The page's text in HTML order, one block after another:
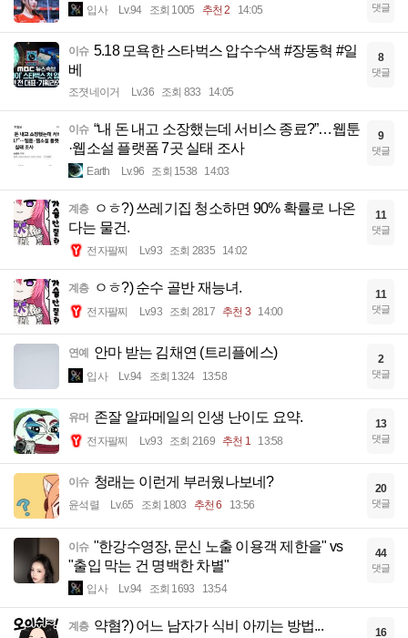
입사 Lv.94 조회 1005 추천 2 14:05 댓글
이슈 5.18 모욕한 스타벅스 압수수색 #장동혁 #일
베
조졋네이거 Lv.36 조회 833 14:05
8
댓글
이슈 “내 돈 내고 소장했는데 서비스 종료?”…웹툰
·웹소설 플랫폼 7곳 실태 조사
Earth Lv.96 조회 1538 14:03
9
댓글
계층
ㅇㅎ?) 쓰레기집 청소하면 90% 확률로 나온
다는 물건.
전자팔찌 Lv.93 조회 2835 14:02
11
댓글
계층 ㅇㅎ?) 순수 골반 재능녀.
전자팔찌 Lv.93 조회 2817 추천 3 14:00
11
댓글
연예 안마 받는 김채연 (트리플에스)
입사 Lv.94 조회 1324 13:58
2
댓글
유머 존잘 알파메일의 인생 난이도 요약.
전자팔찌 Lv.93 조회 2169 추천 1 13:58
13
댓글
이슈 청래는 이런게 부러웠나보네?
윤석렬 Lv.65 조회 1803 추천 6 13:56
20
댓글
이슈 "한강수영장, 문신 노출 이용객 제한을" vs
"출입 막는 건 명백한 차별"
입사 Lv.94 조회 1693 13:54
44
댓글
계층 약혐?) 어느 남자가 식비 아끼는 방법... 16